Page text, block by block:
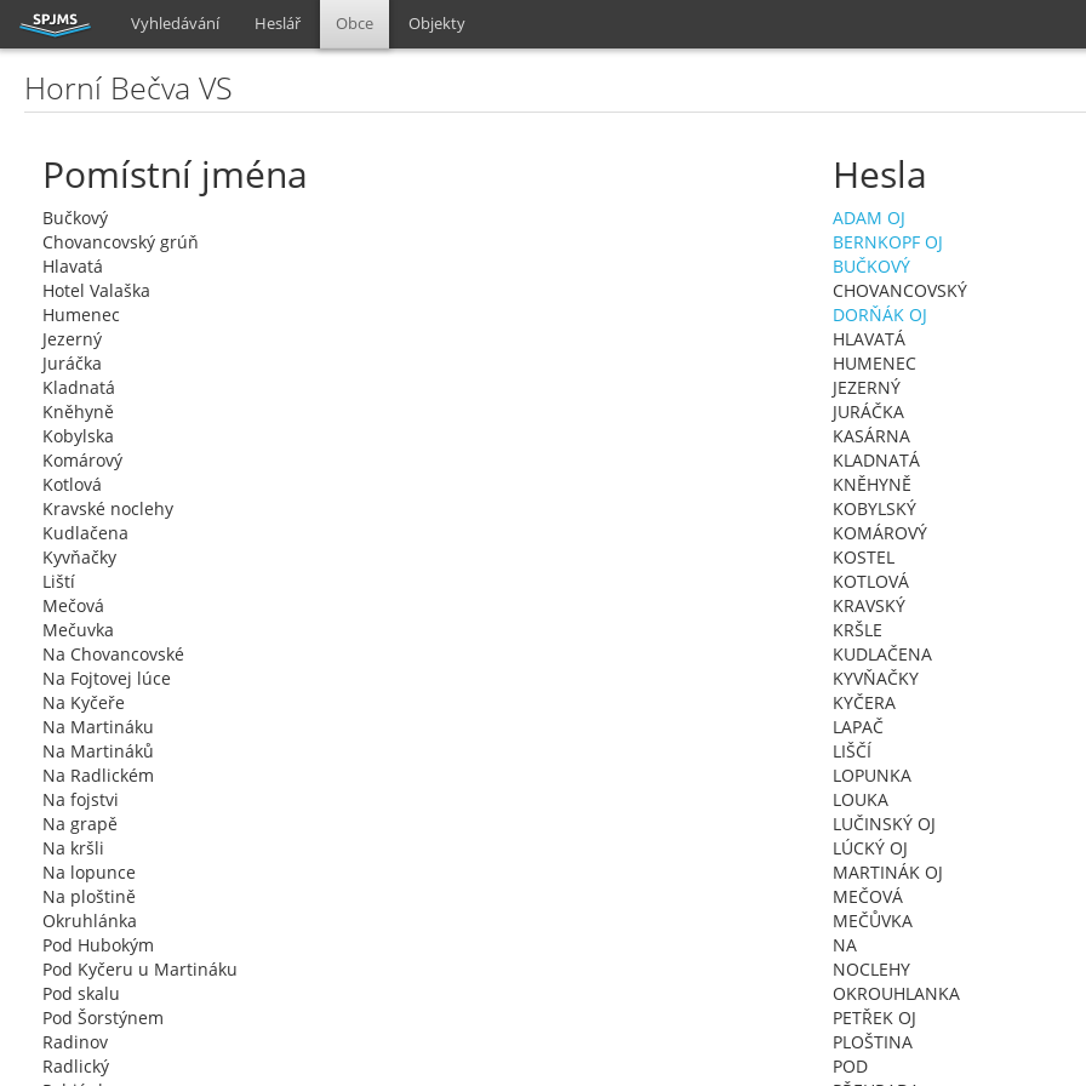
Vyhledávání Heslář Obce Objekty
Horní Bečva VS
Pomístní jména
Bučkový
Chovancovský grúň
Hlavatá
Hotel Valaška
Humenec
Jezerný
Juráčka
Kladnatá
Kněhyně
Kobylska
Komárový
Kotlová
Kravské noclehy
Kudlačena
Kyvňačky
Liští
Mečová
Mečuvka
Na Chovancovské
Na Fojtovej lúce
Na Kyčeře
Na Martináku
Na Martináků
Na Radlickém
Na fojstvi
Na grapě
Na kršli
Na lopunce
Na ploštině
Okruhlánka
Pod Hubokým
Pod Kyčeru u Martináku
Pod skalu
Pod Šorstýnem
Radinov
Radlický
Hesla
ADAM OJ
BERNKOPF OJ
BUČKOVÝ
CHOVANCOVSKÝ
DORŇÁK OJ
HLAVATÁ
HUMENEC
JEZERNÝ
JURÁČKA
KASÁRNA
KLADNATÁ
KNĚHYNĚ
KOBYLSKÝ
KOMÁROVÝ
KOSTEL
KOTLOVÁ
KRAVSKÝ
KRŠLE
KUDLAČENA
KYVŇAČKY
KYČERA
LAPAČ
LIŠČÍ
LOPUNKA
LOUKA
LUČINSKÝ OJ
LÚCKÝ OJ
MARTINÁK OJ
MEČOVÁ
MEČŮVKA
NA
NOCLEHY
OKROUHLANKA
PETŘEK OJ
PLOŠTINA
POD